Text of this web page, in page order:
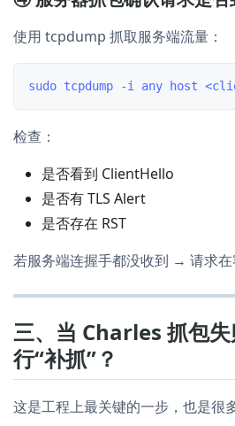
使用 tcpdump 抓取服务端流量：
检查：
是否看到 ClientHello
是否有 TLS Alert
是否存在 RST
若服务端连握手都没收到 → 请求在
三、当 Charles 抓包
行“补抓”？
这是工程上最关键的一步，也是很